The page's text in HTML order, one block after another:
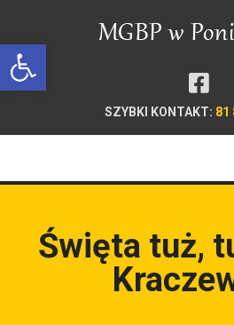
Open toolbar
SZYBKI KONTAKT: 81
Święta tuż,